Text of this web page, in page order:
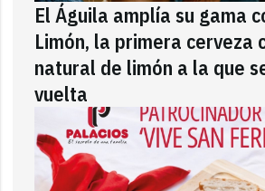
El Águila amplía su gama
Limón, la primera cerveza
natural de limón a la que
vuelta